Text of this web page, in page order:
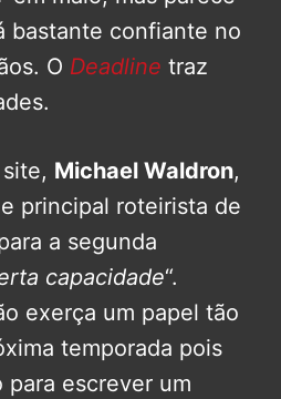
bastante confiante no
O Deadline traz
Michael Waldron,
principal roteirista de
a segunda
capacidade“.
exerça um papel tão
temporada pois
escrever um